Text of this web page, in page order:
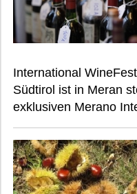
International
Südtirol ist in Meran
exklusiven Merano